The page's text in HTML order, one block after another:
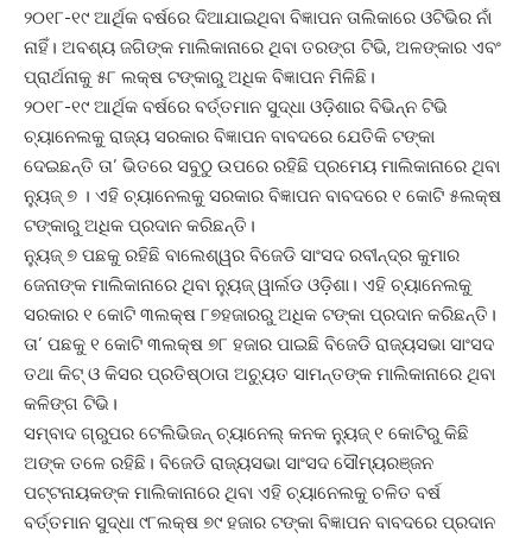
୨୦୧୮-୧୯ ଆର୍ଥିକ ବର୍ଷରେ ଦିଆଯାଇଥିବା ବିଜ୍ଞାପନ ତାଲିକାରେ ଓଟିଭିର ନାଁ
ନାହିଁ। ଅବଶ୍ୟ ଜଗିଙ୍କ ମାଲିକାନାରେ ଥିବା ତରଙ୍ଗ ଟିଭି, ଅଳଙ୍କାର ଏବଂ
ପ୍ରାର୍ଥନାକୁ ୫୮ ଲକ୍ଷ ଟଙ୍କାରୁ ଅଧିକ ବିଜ୍ଞାପନ ମିଳିଛି।
୨୦୧୮-୧୯ ଆର୍ଥିକ ବର୍ଷରେ ବର୍ତ୍ତମାନ ସୁଦ୍ଧା ଓଡ଼ିଶାର ବିଭିନ୍ନ ଟିଭି
ଚ୍ୟାନେଲକୁ ରାଜ୍ୟ ସରକାର ବିଜ୍ଞାପନ ବାବଦରେ ଯେତିକି ଟଙ୍କା
ଦେଇଛନ୍ତି ତା’ ଭିତରେ ସବୁଠୁ ଉପରେ ରହିଛି ପ୍ରମେୟ ମାଲିକାନାରେ ଥିବା
ନ୍ୟୁଜ୍ ୭ । ଏହି ଚ୍ୟାନେଲକୁ ସରକାର ବିଜ୍ଞାପନ ବାବଦରେ ୧ କୋଟି ୫ଲକ୍ଷ
ଟଙ୍କାରୁ ଅଧିକ ପ୍ରଦାନ କରିଛନ୍ତି।
ନ୍ୟୁଜ୍ ୭ ପଛକୁ ରହିଛି ବାଲେଶ୍ୱର ବିଜେଡି ସାଂସଦ ରବୀନ୍ଦ୍ର କୁମାର
ଜେନାଙ୍କ ମାଲିକାନାରେ ଥିବା ନ୍ୟୁଜ୍ ୱାର୍ଲଡ ଓଡ଼ିଶା। ଏହି ଚ୍ୟାନେଲକୁ
ସରକାର ୧ କୋଟି ୩ଲକ୍ଷ ୮୭ହଜାରରୁ ଅଧିକ ଟଙ୍କା ପ୍ରଦାନ କରିଛନ୍ତି।
ତା’ ପଛକୁ ୧ କୋଟି ୩ଲକ୍ଷ ୭୮ ହଜାର ପାଇଛି ବିଜେଡି ରାଜ୍ୟସଭା ସାଂସଦ
ତଥା କିଟ୍ ଓ କିସର ପ୍ରତିଷ୍ଠାତା ଅଚ୍ୟୁତ ସାମନ୍ତଙ୍କ ମାଲିକାନାରେ ଥିବା
କଳିଙ୍ଗ ଟିଭି।
ସମ୍ବାଦ ଗ୍ରୁପର ଟେଲିଭିଜନ୍ ଚ୍ୟାନେଲ୍ କନକ ନ୍ୟୁଜ୍ ୧ କୋଟିରୁ କିଛି
ଅଙ୍କ ତଳେ ରହିଛି। ବିଜେଡି ରାଜ୍ୟସଭା ସାଂସଦ ସୌମ୍ୟରଞ୍ଜନ
ପଟ୍ଟନାୟକଙ୍କ ମାଲିକାନାରେ ଥିବା ଏହି ଚ୍ୟାନେଲକୁ ଚଳିତ ବର୍ଷ
ବର୍ତ୍ତମାନ ସୁଦ୍ଧା ୯୮ଲକ୍ଷ ୭୯ ହଜାର ଟଙ୍କା ବିଜ୍ଞାପନ ବାବଦରେ ପ୍ରଦାନ